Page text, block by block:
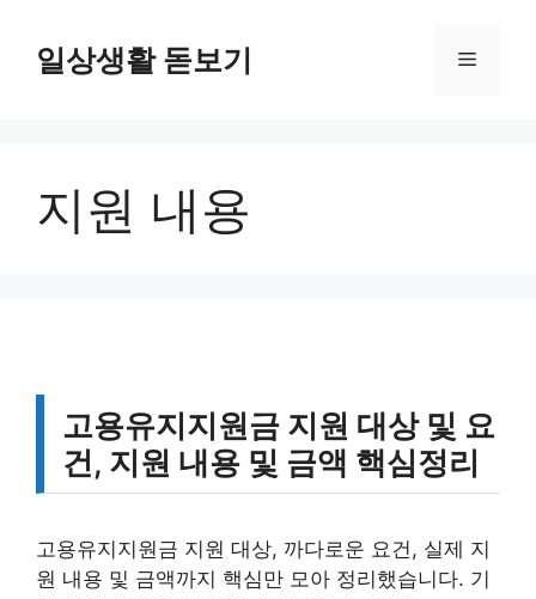
일상생활 돋보기 메
지원 내용
고용유지지원금 지원 대상 및 요
건, 지원 내용 및 금액 핵심정리
고용유지지원금 지원 대상, 까다로운 요건, 실제 지
원 내용 및 금액까지 핵심만 모아 정리했습니다. 기